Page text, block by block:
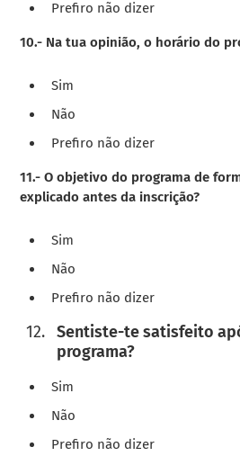
Prefiro não dizer
10.- Na tua opinião, o horário do
Sim
Não
Prefiro não dizer
11.- O objetivo do programa de
explicado antes da inscrição?
Sim
Não
Prefiro não dizer
Sentiste-te satisfeito
programa?
Sim
Não
Prefiro não dizer